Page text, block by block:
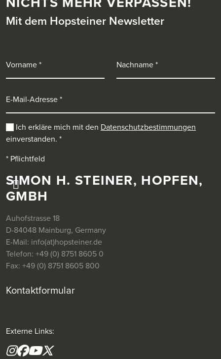
SIMON H. STEINER, HOPFEN,
GMBH
Auhofstrasse 18
D-84048 Mainburg, Germany
E-Mail: info(at)hopsteiner.de
Telefon: +49 (0) 8751 8605 0
Fax: +49 (0) 8751 8605 800
Kontaktformular
Externe Links:
Instagram
Facebook
YouTubeX formerly(twitter)
Mit dem Hopsteiner Newsletter
Ich erkläre mich mit den Datenschutzbestimmungen
einverstanden. *
* Pflichtfeld